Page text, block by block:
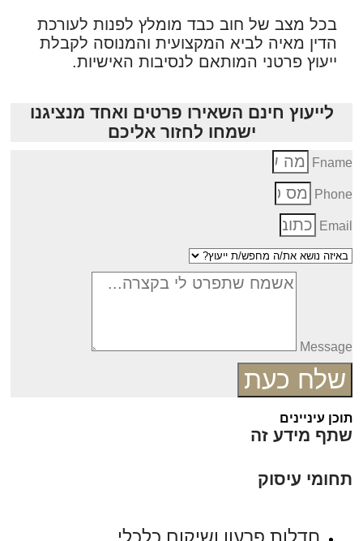
בכל מצב של חוב כבד מומלץ לפנות לעורכת
הדין מאיה לביא המקצועית והמנוסה לקבלת
ייעוץ פרטני המותאם לנסיבות האישיות.
לייעוץ חינם השאירו פרטים ואחד מנציגנו
ישמחו לחזור אליכם
שלח כעת
עיניינים
מידע זה
עיסוק